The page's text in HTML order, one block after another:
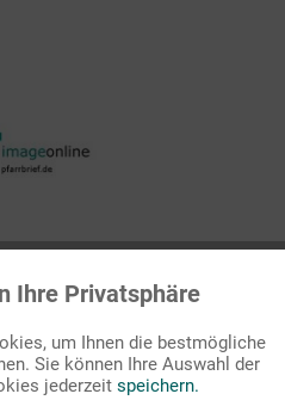
Aktiv
Inaktiv
Ihre Privatsphäre
um Ihnen die bestmögliche
Sie können Ihre Auswahl der
jederzeit speichern.